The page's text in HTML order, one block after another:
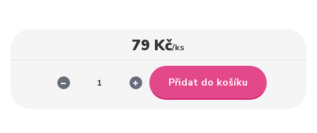
79 Kč/ks
Přidat do košíku